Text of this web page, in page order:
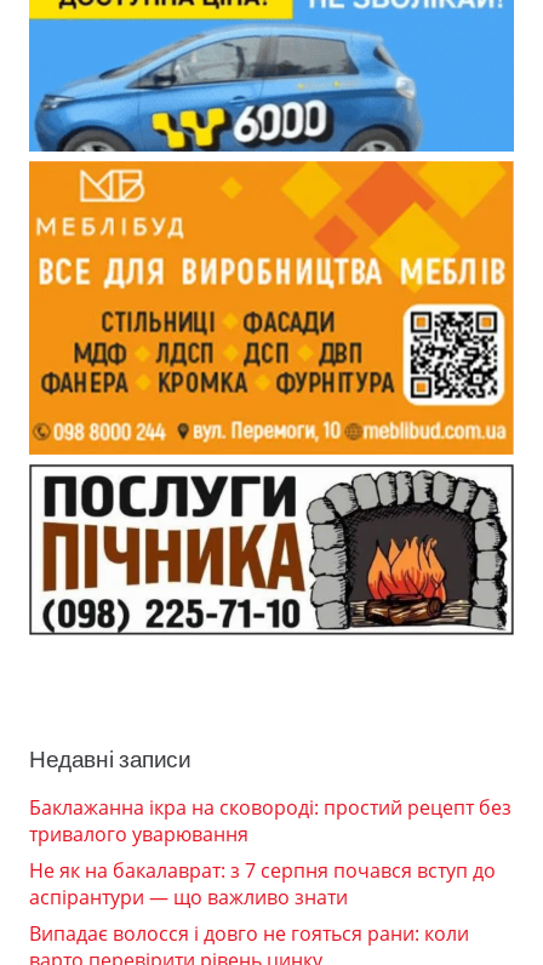
Недавні записи
Баклажанна ікра на сковороді: простий рецепт без
тривалого уварювання
Не як на бакалаврат: з 7 серпня почався вступ до
аспірантури — що важливо знати
Випадає волосся і довго не гояться рани: коли